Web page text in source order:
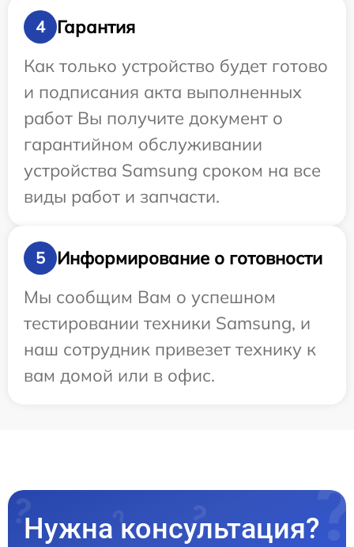
4
Гарантия
Как только устройство будет готово
и подписания акта выполненных
работ Вы получите документ о
гарантийном обслуживании
устройства Samsung сроком на все
виды работ и запчасти.
5
Информирование о готовности
Мы сообщим Вам о успешном
тестировании техники Samsung, и
наш сотрудник привезет технику к
вам домой или в офис.
Нужна консультация?